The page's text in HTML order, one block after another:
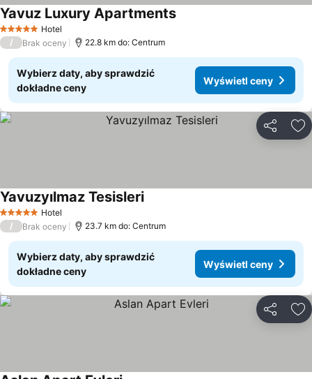
5 KategoriaHotel
Yavuz Luxury Apartments
/ Brak oceny 22.8 km do: Centrum
Wybierz daty, aby sprawdzić
dokładne ceny
Wyświetl ceny
5 KategoriaHotel
Yavuzyılmaz Tesisleri
/ Brak oceny 23.7 km do: Centrum
Wybierz daty, aby sprawdzić
dokładne ceny
Wyświetl ceny